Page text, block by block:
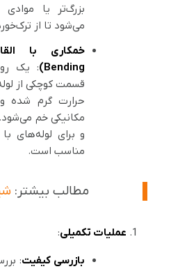
بزرگ‌تر یا
می‌شود تا از
Bending) : یک
قسمت کوچکی از
حرارت گرم شده
مکانیکی خم
و برای لوله‌های
مناسب است.
مطالب بیشتر:
عملیات تکمیلی:
بازرسی کیفیت: